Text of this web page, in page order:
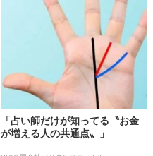
「占い師だけが知ってる〝お金
が増える人の共通点〟」